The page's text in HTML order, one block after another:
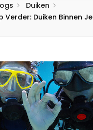
Duiken
Verder: Duiken Binnen Je